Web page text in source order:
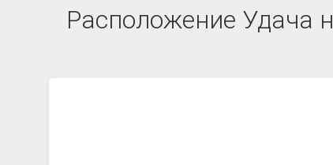
Расположение Удача